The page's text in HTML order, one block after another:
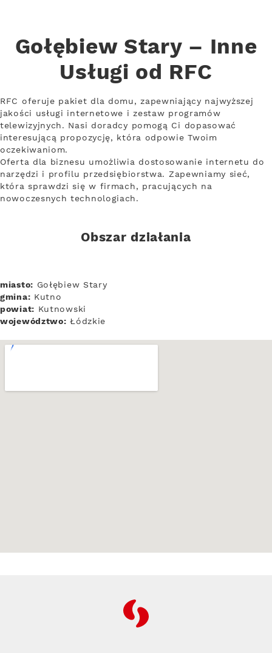
Gołębiew Stary – Inne
Usługi od RFC
RFC oferuje pakiet dla domu, zapewniający najwyższej
jakości usługi internetowe i zestaw programów
telewizyjnych. Nasi doradcy pomogą Ci dopasować
interesującą propozycję, która odpowie Twoim
oczekiwaniom.
Oferta dla biznesu umożliwia dostosowanie internetu do
narzędzi i profilu przedsiębiorstwa. Zapewniamy sieć,
która sprawdzi się w firmach, pracujących na
nowoczesnych technologiach.
Obszar działania
miasto: Gołębiew Stary
gmina: Kutno
powiat: Kutnowski
województwo: Łódzkie
RFC